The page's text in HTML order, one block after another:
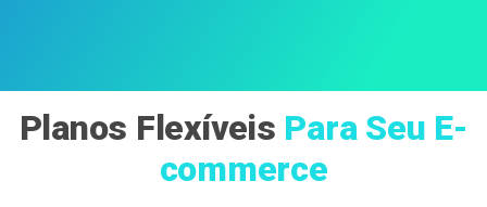
Planos Flexíveis Para Seu E-
commerce